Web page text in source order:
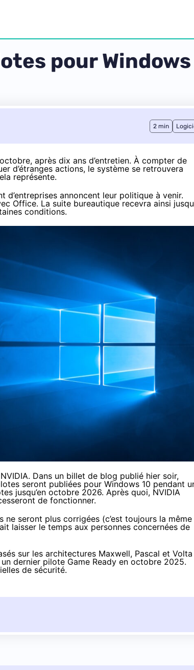
pour Windows
2 min
, après dix ans d’entretien. À compter de
d’étranges actions, le système se retrouvera
représente.
annoncent leur politique à venir.
Office. La suite bureautique recevra ainsi
conditions.
Dans un billet de blog publié hier soir,
seront publiées pour Windows 10 pendant
jusqu’en octobre 2026. Après quoi, NVIDIA
de fonctionner.
seront plus corrigées (c’est toujours la même
laisser le temps aux personnes concernées de
sur les architectures Maxwell, Pascal et Volta
dernier pilote Game Ready en octobre 2025.
de sécurité.